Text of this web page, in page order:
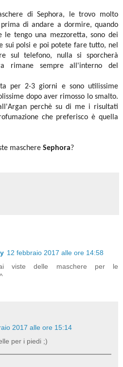
di Sephora, le trovo molto
di andare a dormire, quando
tengo una mezzoretta, sono dei
sui polsi e poi potete fare tutto, nel
sul telefono, nulla si sporcherà
rimane sempre all'interno del
per 2-3 giorni e sono utilissime
dopo aver rimosso lo smalto.
perchè su di me i risultati
che preferisco è quella
maschere Sephora?
12 febbraio 2017 alle ore 14:58
viste delle maschere per le
2017 alle ore 15:14
per i piedi ;)